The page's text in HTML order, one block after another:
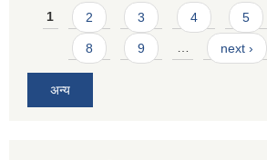
Pages
1 2 3 4 5
8 9 … next ›
अन्य